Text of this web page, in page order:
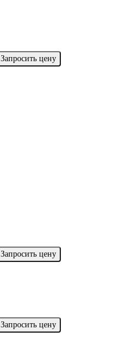
Запросить цену
Запросить цену
Запросить цену